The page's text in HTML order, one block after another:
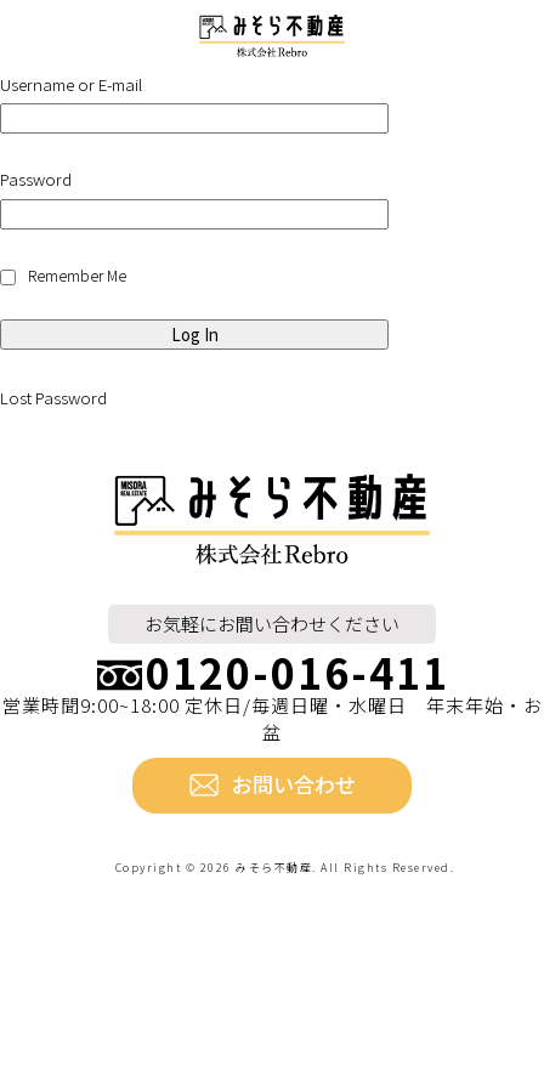
Username or E-mail
Password
Remember Me
Lost Password
お気軽にお間い合わせください
0120-016-411
営業時聞9:00~18:00 定休日/毎週日曜・水曜日 年末年始・お
盆
お問い合わせ
Copyright © 2026 みそら不動産. All Rights Reserved.